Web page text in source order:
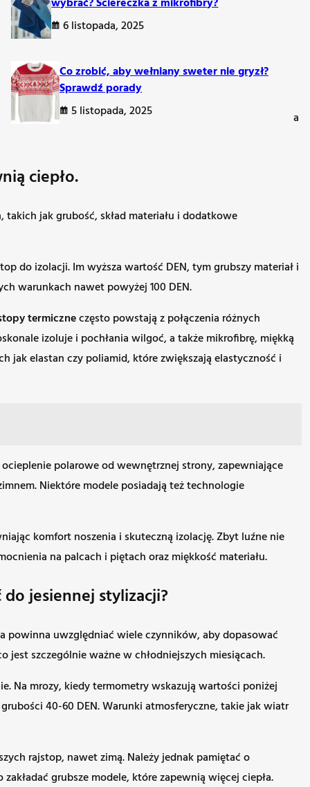
tym rajstopy są cieńsze i bardziej przezroczyste, a wyższa
wygląd.
ciepło.
jak grubość, skład materiału i dodatkowe
do izolacji. Im wyższa wartość DEN, tym grubszy materiał i
warunkach nawet powyżej 100 DEN.
termiczneczęsto powstają z połączenia różnych
izoluje i pochłania wilgoć, a także mikrofibrę, miękką
elastan czy poliamid, które zwiększają elastyczność i
polarowe od wewnętrznej strony, zapewniające
Niektóre modele posiadają też technologie
komfort noszenia i skuteczną izolację. Zbyt luźne nie
na palcach i piętach oraz miękkość materiału.
jesiennej stylizacji?
powinna uwzględniać wiele czynników, aby dopasować
szczególnie ważne w chłodniejszych miesiącach.
Na mrozy, kiedy termometry wskazują wartości poniżej
40-60 DEN. Warunki atmosferyczne, takie jak wiatr
rajstop, nawet zimą. Należy jednak pamiętać o
grubsze modele, które zapewnią więcej ciepła.
6 listopada, 2025
Co zrobić, aby wełniany sweter nie gryzł?
Sprawdź porady
5 listopada, 2025